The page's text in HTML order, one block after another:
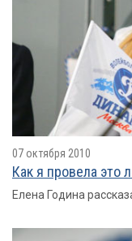
07 октября 2010
Как я провелa это
Елена Година